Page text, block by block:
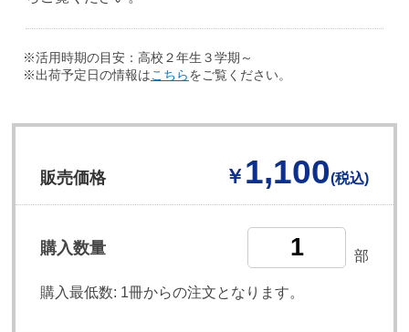
※活用時期の目安：高校２年生３学期～
※出荷予定日の情報はこちらをご覧ください。
販売価格 ￥ 1,100(税込)
購入数量 部
購入最低数: 1冊からの注文となります。